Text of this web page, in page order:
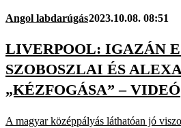
Angol labdarúgás2023.10.08. 08:51
LIVERPOOL: IGAZÁN
SZOBOSZLAI ÉS
„KÉZFOGÁSA” – VIDEÓ
A magyar középpályás láthatóan jó